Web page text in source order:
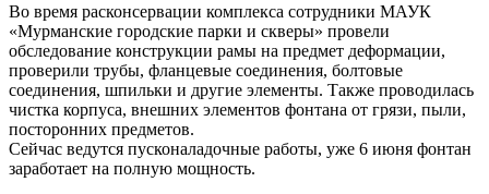
Во время расконсервации комплекса сотрудники МАУК
«Мурманские городские парки и скверы» провели
обследование конструкции рамы на предмет деформации,
проверили трубы, фланцевые соединения, болтовые
соединения, шпильки и другие элементы. Также проводилась
чистка корпуса, внешних элементов фонтана от грязи, пыли,
посторонних предметов.
Сейчас ведутся пусконаладочные работы, уже 6 июня фонтан
заработает на полную мощность.